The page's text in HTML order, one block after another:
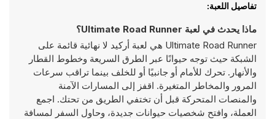
تفاصيل اللعبة:
ماذا يحدث في لعبة Ultimate Road Runner؟
Ultimate Road Runner هي لعبة أركيد لا نهائية قائمة على
الشبكة حيث توجه حيوانًا عبر الطرق السريعة وخطوط القطار
والأنهار. تحرك للأمام أو جانبيًا أو للخلف بينما تراقب سرعات
المرور والمخاطر المتغيرة. اقفز إلى المسارات الآمنة
والمنصات المتحركة قبل أن تختفي الطريق من تحتك. اجمع
العملة، وافتح شخصيات حيوانات جديدة، وحاول السفر لمسافة